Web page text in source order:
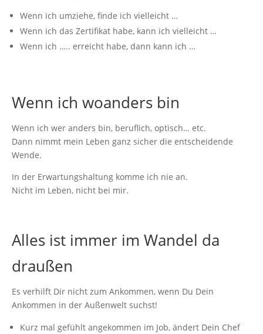
Wenn ich umziehe, finde ich vielleicht …
Wenn ich das Zertifikat habe, kann ich vielleicht …
Wenn ich ….. erreicht habe, dann kann ich …
Wenn ich woanders bin
Wenn ich wer anders bin, beruflich, optisch… etc.
Dann nimmt mein Leben ganz sicher die entscheidende
Wende.‌
In der Erwartungshaltung komme ich nie an.
Nicht im Leben, nicht bei mir.
Alles ist immer im Wandel da
draußen
Es verhilft Dir nicht zum Ankommen, wenn Du Dein
Ankommen in der Außenwelt suchst!
Kurz mal gefühlt angekommen im Job, ändert Dein Chef